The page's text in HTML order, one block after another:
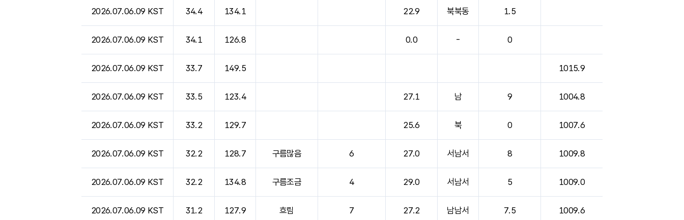
2026.07.06.09 KST 34.4 134.1 22.9 북북동 1.5
2026.07.06.09 KST 34.1 126.8 0.0 - 0
2026.07.06.09 KST 33.7 149.5 1015.9
2026.07.06.09 KST 33.5 123.4 27.1 남 9 1004.8
2026.07.06.09 KST 33.2 129.7 25.6 북 0 1007.6
2026.07.06.09 KST 32.2 128.7 구름많음 6 27.0 서남서 8 1009.8
2026.07.06.09 KST 32.2 134.8 구름조금 4 29.0 서남서 5 1009.0
2026.07.06.09 KST 31.2 127.9 흐림 7 27.2 남남서 7.5 1009.6